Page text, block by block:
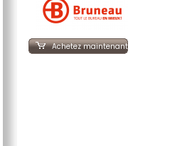
Achetez maintenant